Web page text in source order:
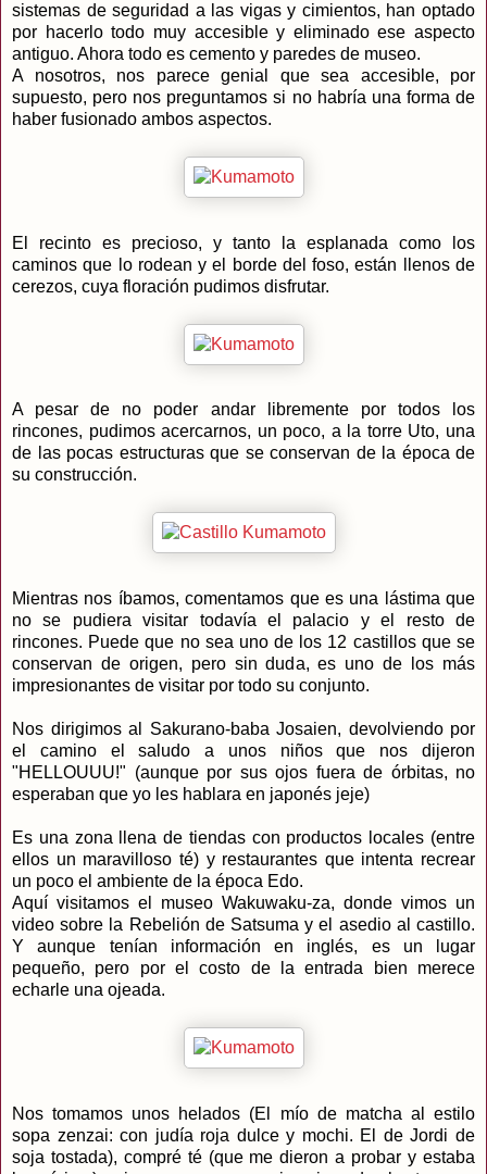
sistemas de seguridad a las vigas y cimientos, han optado
por hacerlo todo muy accesible y eliminado ese aspecto
antiguo. Ahora todo es cemento y paredes de museo.
A nosotros, nos parece genial que sea accesible, por
supuesto, pero nos preguntamos si no habría una forma de
haber fusionado ambos aspectos.
El recinto es precioso, y tanto la esplanada como los
caminos que lo rodean y el borde del foso, están llenos de
cerezos, cuya floración pudimos disfrutar.
A pesar de no poder andar libremente por todos los
rincones, pudimos acercarnos, un poco, a la torre Uto, una
de las pocas estructuras que se conservan de la época de
su construcción.
Mientras nos íbamos, comentamos que es una lástima que
no se pudiera visitar todavía el palacio y el resto de
rincones. Puede que no sea uno de los 12 castillos que se
conservan de origen, pero sin duda, es uno de los más
impresionantes de visitar por todo su conjunto.
Nos dirigimos al Sakurano-baba Josaien, devolviendo por
el camino el saludo a unos niños que nos dijeron
"HELLOUUU!" (aunque por sus ojos fuera de órbitas, no
esperaban que yo les hablara en japonés jeje)
Es una zona llena de tiendas con productos locales (entre
ellos un maravilloso té) y restaurantes que intenta recrear
un poco el ambiente de la época Edo.
Aquí visitamos el museo Wakuwaku-za, donde vimos un
video sobre la Rebelión de Satsuma y el asedio al castillo.
Y aunque tenían información en inglés, es un lugar
pequeño, pero por el costo de la entrada bien merece
echarle una ojeada.
Nos tomamos unos helados (El mío de matcha al estilo
sopa zenzai: con judía roja dulce y mochi. El de Jordi de
soja tostada), compré té (que me dieron a probar y estaba